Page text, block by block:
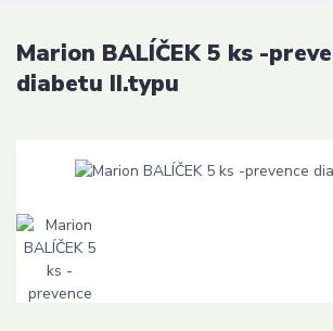
Marion BALÍČEK 5 ks -
diabetu II.typu